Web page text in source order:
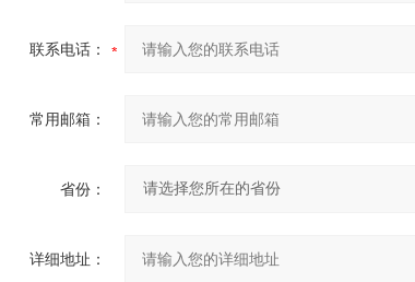
联系电话：
常用邮箱：
省份：
详细地址：